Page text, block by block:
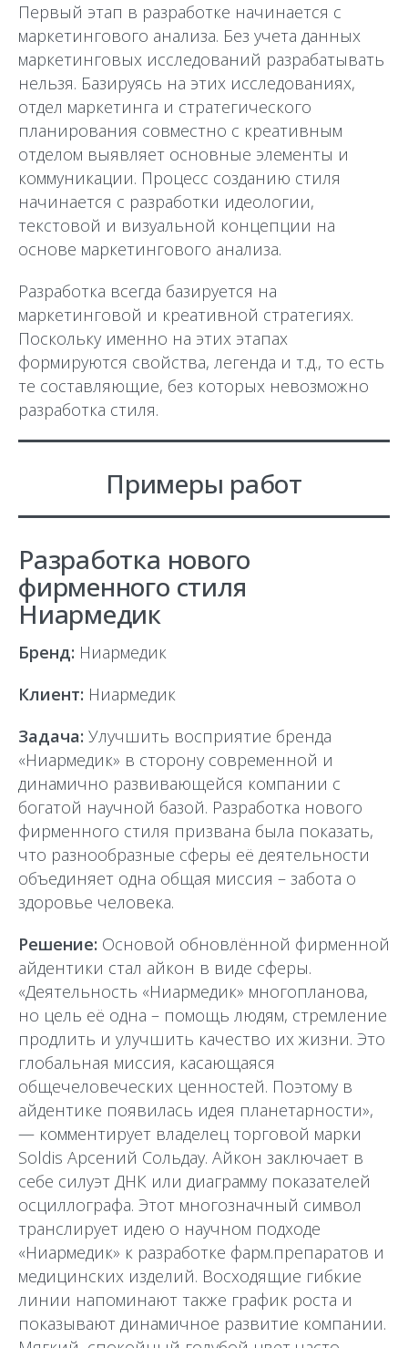
Первый этап в разработке начинается с
маркетингового анализа. Без учета данных
маркетинговых исследований разрабатывать
нельзя. Базируясь на этих исследованиях,
отдел маркетинга и стратегического
планирования совместно с креативным
отделом выявляет основные элементы и
коммуникации. Процесс созданию стиля
начинается с разработки идеологии,
текстовой и визуальной концепции на
основе маркетингового анализа.
Разработка всегда базируется на
маркетинговой и креативной стратегиях.
Поскольку именно на этих этапах
формируются свойства, легенда и т.д., то есть
те составляющие, без которых невозможно
разработка стиля.
Примеры работ
Разработка нового
фирменного стиля
Ниармедик
Бренд: Ниармедик
Клиент: Ниармедик
Задача: Улучшить восприятие бренда
«Ниармедик» в сторону современной и
динамично развивающейся компании с
богатой научной базой. Разработка нового
фирменного стиля призвана была показать,
что разнообразные сферы её деятельности
объединяет одна общая миссия – забота о
здоровье человека.
Решение: Основой обновлённой фирменной
айдентики стал айкон в виде сферы.
«Деятельность «Ниармедик» многопланова,
но цель её одна – помощь людям, стремление
продлить и улучшить качество их жизни. Это
глобальная миссия, касающаяся
общечеловеческих ценностей. Поэтому в
айдентике появилась идея планетарности»,
— комментирует владелец торговой марки
Soldis Арсений Сольдау. Айкон заключает в
себе силуэт ДНК или диаграмму показателей
осциллографа. Этот многозначный символ
транслирует идею о научном подходе
«Ниармедик» к разработке фарм.препаратов и
медицинских изделий. Восходящие гибкие
линии напоминают также график роста и
показывают динамичное развитие компании.